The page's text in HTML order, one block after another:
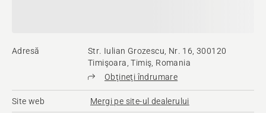
Adresă
Str. Iulian Grozescu, Nr. 16, 300120
Timişoara, Timiş, Romania
Obţineţi îndrumare
Site web Mergi pe site-ul dealerului